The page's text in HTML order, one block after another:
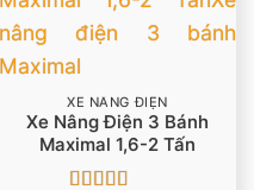
XE NÂNG ĐIỆN
Xe Nâng Điện 3 Bánh
Maximal 1,6-2 Tấn